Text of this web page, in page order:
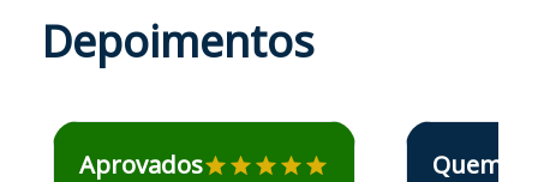
Depoimentos
Estudante José recomenda o Aprova Concursos em
Aprovados
Estudante Elais
Quem